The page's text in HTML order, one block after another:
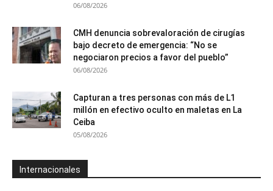
06/08/2026
CMH denuncia sobrevaloración de cirugías
bajo decreto de emergencia: “No se
negociaron precios a favor del pueblo”
06/08/2026
Capturan a tres personas con más de L1
millón en efectivo oculto en maletas en La
Ceiba
05/08/2026
Internacionales